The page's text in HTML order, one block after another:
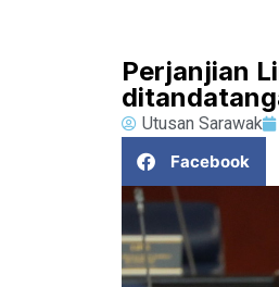
Perjanjian
Utusan Sarawak
Facebook